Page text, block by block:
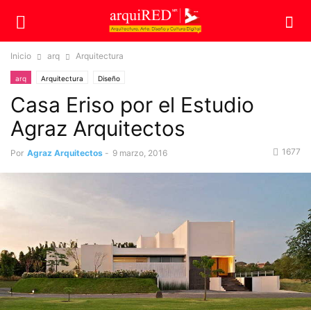
Inicio arq Arquitectura
arq Arquitectura Diseño
Casa Eriso por el Estudio
Agraz Arquitectos
Por Agraz Arquitectos - 9 marzo, 2016 1677